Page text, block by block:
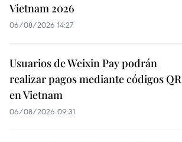
Vietnam 2026
06/08/2026 14:27
Usuarios de Weixin Pay podrán
realizar pagos mediante códigos QR
en Vietnam
06/08/2026 09:31